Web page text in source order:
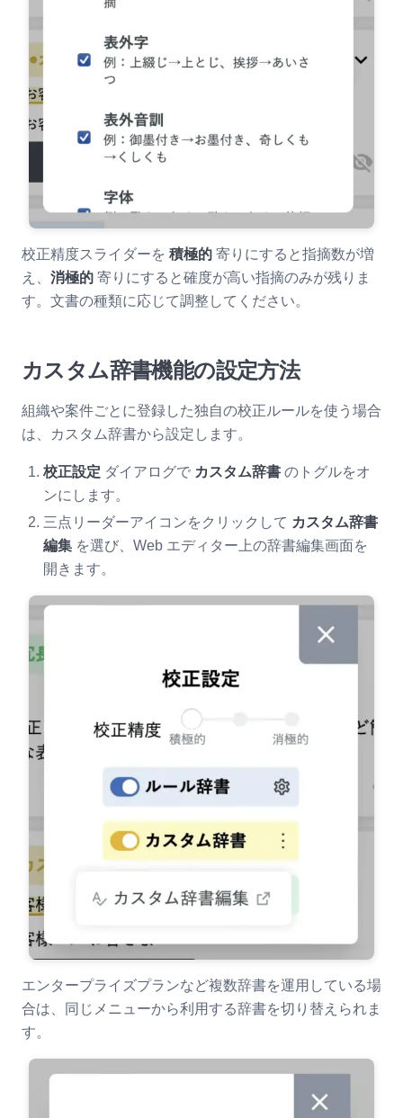
校正精度スライダーを 積極的 寄りにすると指摘数が増
え、 消極的 寄りにすると確度が高い指摘のみが残りま
す。文書の種類に応じて調整してください。
カスタム辞書機能の設定方法
組織や案件ごとに登録した独自の校正ルールを使う場合
は、カスタム辞書から設定します。
校正設定 ダイアログで カスタム辞書 のトグルをオ
ンにします。
三点リーダーアイコンをクリックして カスタム辞書
編集 を選び、Web エディター上の辞書編集画面を
開きます。
エンタープライズプランなど複数辞書を運用している場
合は、同じメニューから利用する辞書を切り替えられま
す。